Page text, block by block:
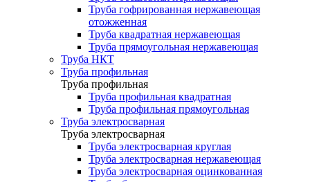
Труба гофрированная нержавеющая
отожженная
Труба квадратная нержавеющая
Труба прямоугольная нержавеющая
Труба НКТ
Труба профильная
Труба профильная
Труба профильная квадратная
Труба профильная прямоугольная
Труба электросварная
Труба электросварная
Труба электросварная круглая
Труба электросварная нержавеющая
Труба электросварная оцинкованная